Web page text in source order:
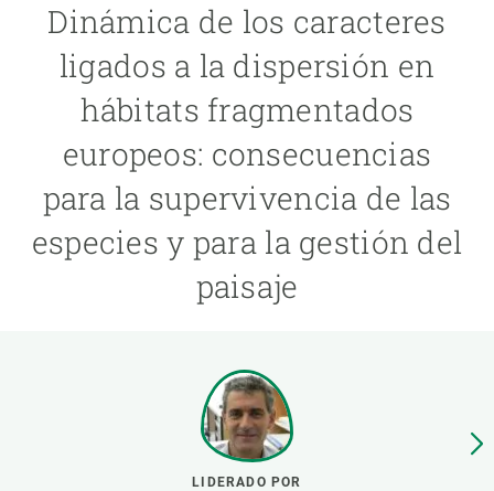
Dinámica de los caracteres
ligados a la dispersión en
hábitats fragmentados
europeos: consecuencias
para la supervivencia de las
especies y para la gestión del
paisaje
LIDERADO POR
NOTICIAS Y AGENDA